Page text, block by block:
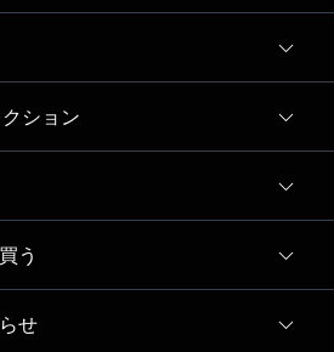
ル
ション
う
せ